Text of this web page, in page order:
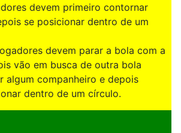
devem primeiro contornar
se posicionar dentro de um
devem parar a bola com a
vão em busca de outra bola
algum companheiro e depois
dentro de um círculo.